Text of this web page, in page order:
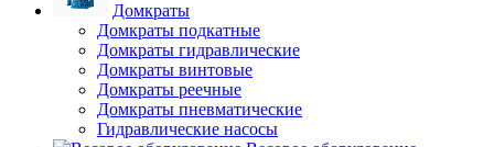
Домкраты
Домкраты подкатные
Домкраты гидравлические
Домкраты винтовые
Домкраты реечные
Домкраты пневматические
Гидравлические насосы